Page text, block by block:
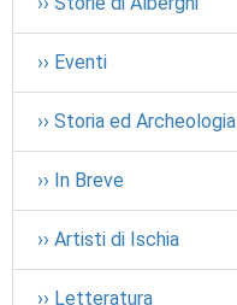
›› Eventi
›› Storia ed Archeologia
›› In Breve
›› Artisti di Ischia
›› Letteratura